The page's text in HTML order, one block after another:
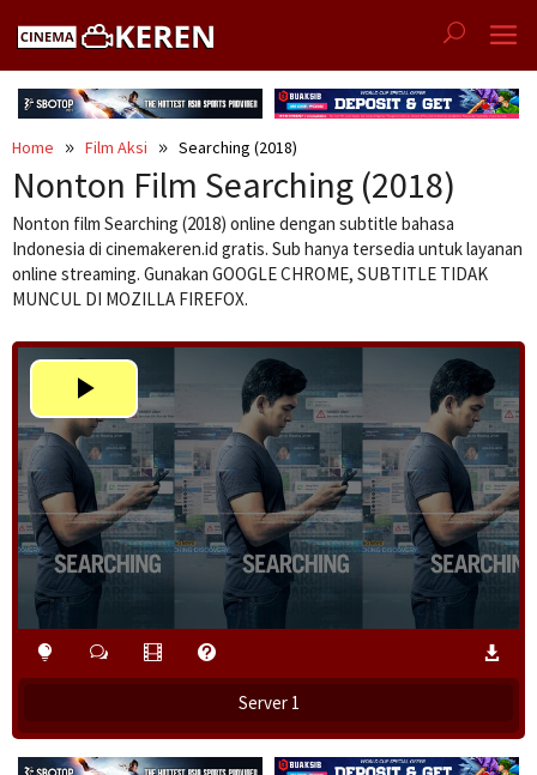
Home Film Aksi Searching (2018)
Nonton Film Searching (2018)
Nonton film Searching (2018) online dengan subtitle bahasa
Indonesia di cinemakeren.id gratis. Sub hanya tersedia untuk layanan
online streaming. Gunakan GOOGLE CHROME, SUBTITLE TIDAK
MUNCUL DI MOZILLA FIREFOX.
Play
Video
Server 1